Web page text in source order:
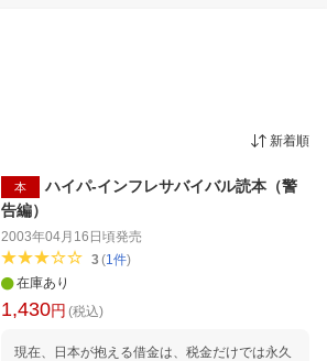
新着順
本
ハイパ-インフレサバイバル読本（警
告編）
2003年04月16日頃発売
3(1件)
在庫あり
1,430円 (税込)
現在、日本が抱える借金は、税金だけでは永久